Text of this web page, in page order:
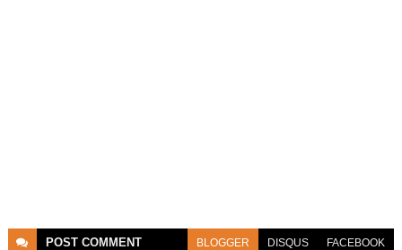
POST COMMENT BLOGGER DISQUS FACEBOOK